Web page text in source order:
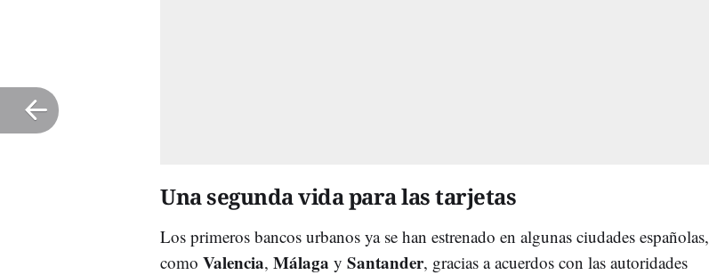
Una segunda vida para las tarjetas
Los primeros bancos urbanos ya se han estrenado en algunas ciudades españolas,
como Valencia, Málaga y Santander, gracias a acuerdos con las autoridades